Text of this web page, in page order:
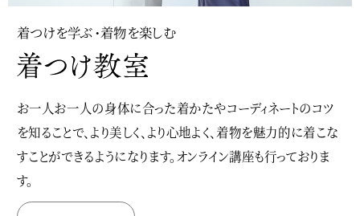
着つけを学ぶ・着物を楽しむ
お一人お一人の身体に合った着かたやコーディネートのコツ
を知ることで、より美しく、より心地よく、着物を魅力的に着こな
すことができるようになります。オンライン講座も行っておりま
す。